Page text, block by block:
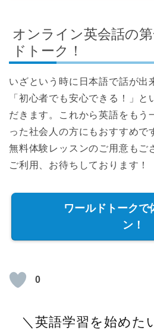
オンライン英会話の
ドトーク！
いざという時に日本語で話が出
「初心者でも安心できる！」と
だきます。これから英語をもう
った社会人の方にもおすすめで
無料体験レッスンのご用意もご
ご利用、お待ちしております！
ワールドトークで
ン！
0
＼英語学習を始めた